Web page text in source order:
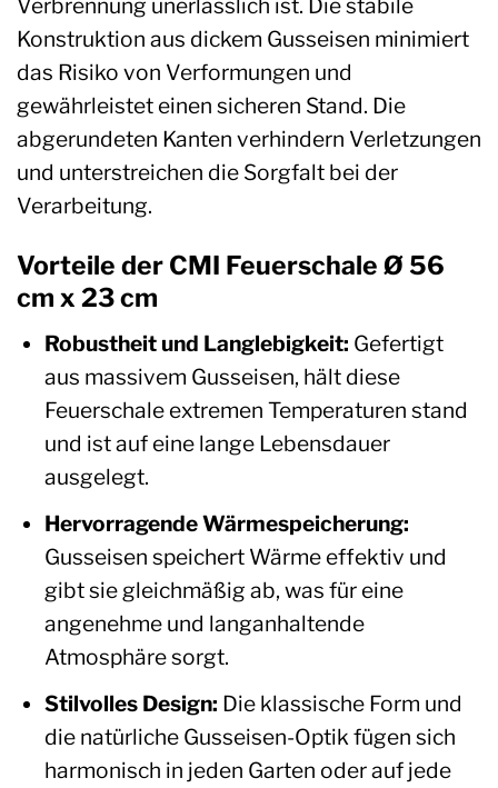
Verbrennung unerlässlich ist. Die stabile
Konstruktion aus dickem Gusseisen minimiert
das Risiko von Verformungen und
gewährleistet einen sicheren Stand. Die
abgerundeten Kanten verhindern Verletzungen
und unterstreichen die Sorgfalt bei der
Verarbeitung.
Vorteile der CMI Feuerschale Ø 56
cm x 23 cm
Robustheit und Langlebigkeit: Gefertigt
aus massivem Gusseisen, hält diese
Feuerschale extremen Temperaturen stand
und ist auf eine lange Lebensdauer
ausgelegt.
Hervorragende Wärmespeicherung:
Gusseisen speichert Wärme effektiv und
gibt sie gleichmäßig ab, was für eine
angenehme und langanhaltende
Atmosphäre sorgt.
Stilvolles Design: Die klassische Form und
die natürliche Gusseisen-Optik fügen sich
harmonisch in jeden Garten oder auf jede